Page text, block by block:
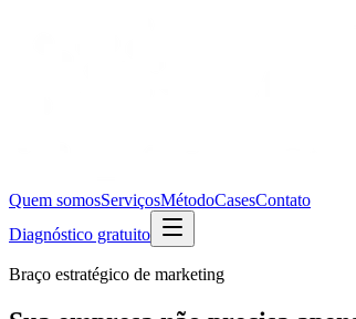
Quem somosServiçosMétodoCasesContato
Diagnóstico gratuito
Braço estratégico de marketing